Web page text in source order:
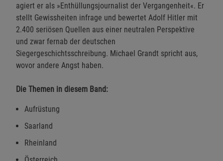
agiert er als »Enthüllungsjournalist der Vergangenheit«. Er
stellt Gewissheiten infrage und bewertet Adolf Hitler mit
2.400 seriösen Quellen aus einer neutralen Perspektive
und zwar fernab der deutschen
Siegergeschichtsschreibung. Michael Grandt spricht aus,
wovor andere Angst haben.
Die Themen in diesem Band:
Aufrüstung
Saarland
Rheinland